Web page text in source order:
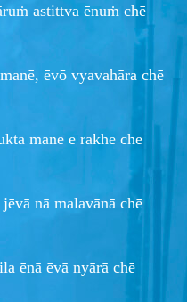
astittva ēnuṁ chē
ēvō vyavahāra chē
manē ē rākhē chē
nā malavānā chē
ēnā ēvā nyārā chē